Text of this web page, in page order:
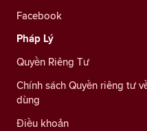
Facebook
Pháp Lý
Quyền Riêng Tư
Chính sách Quyền riêng tư
dùng
Điều khoản